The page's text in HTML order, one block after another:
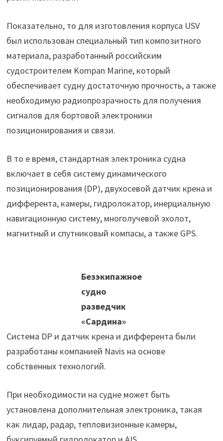
Показательно, то для изготовления корпуса USV
был использован специальный тип композитного
материала, разработанный российским
судостроителем Kompan Marine, который
обеспечивает судну достаточную прочность, а также
необходимую радиопрозрачность для получения
сигналов для бортовой электроники
позиционирования и связи.
В то е время, стандартная электроника судна
включает в себя систему динамического
позиционирования (DP), двухосевой датчик крена и
дифферента, камеры, гидролокатор, инерциальную
навигационную систему, многолучевой эхолот,
магнитный и спутниковый компасы, а также GPS.
Безэкипажное
судно
разведчик
«Сардина»
Система DP и датчик крена и дифферента были
разработаны компанией Navis на основе
собственных технологий.
При необходимости на судне может быть
установлена дополнительная электроника, такая
как лидар, радар, тепловизионные камеры,